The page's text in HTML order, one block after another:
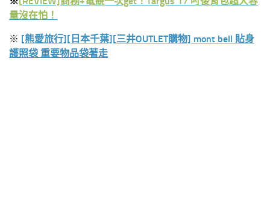
量沒在怕！
※ [熊愛旅行][日本千葉][三井OUTLET購物] mont bell 貼身
護照袋 重要物品袋著走